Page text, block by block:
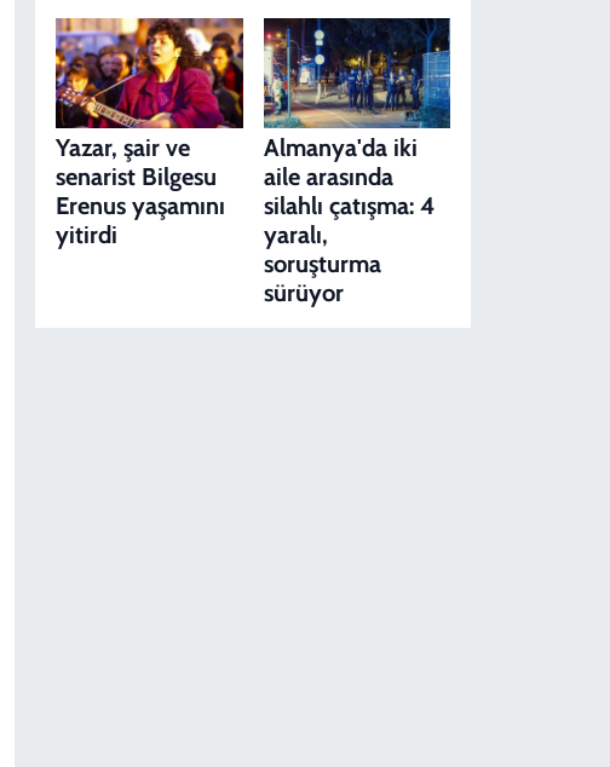
Yazar, şair ve
senarist Bilgesu
Erenus yaşamını
yitirdi
Almanya'da iki
aile arasında
silahlı çatışma: 4
yaralı,
soruşturma
sürüyor